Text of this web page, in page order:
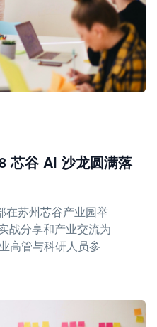
芯谷 AI 沙龙圆满落
在苏州芯谷产业园举
战分享和产业交流为
高管与科研人员参